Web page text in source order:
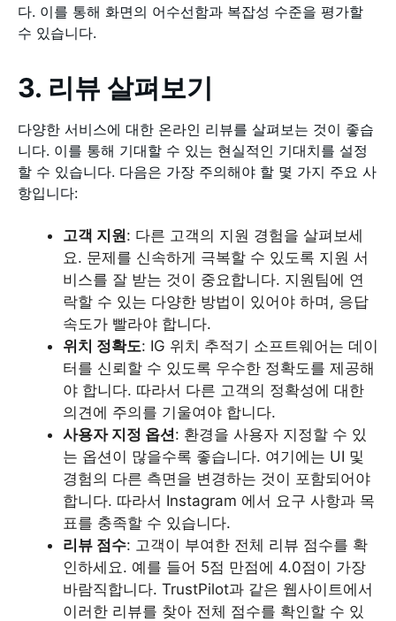
다. 이를 통해 화면의 어수선함과 복잡성 수준을 평가할
수 있습니다.
3. 리뷰 살펴보기
다양한 서비스에 대한 온라인 리뷰를 살펴보는 것이 좋습
니다. 이를 통해 기대할 수 있는 현실적인 기대치를 설정
할 수 있습니다. 다음은 가장 주의해야 할 몇 가지 주요 사
항입니다:
고객 지원: 다른 고객의 지원 경험을 살펴보세
요. 문제를 신속하게 극복할 수 있도록 지원 서
비스를 잘 받는 것이 중요합니다. 지원팀에 연
락할 수 있는 다양한 방법이 있어야 하며, 응답
속도가 빨라야 합니다.
위치 정확도: IG 위치 추적기 소프트웨어는 데이
터를 신뢰할 수 있도록 우수한 정확도를 제공해
야 합니다. 따라서 다른 고객의 정확성에 대한
의견에 주의를 기울여야 합니다.
사용자 지정 옵션: 환경을 사용자 지정할 수 있
는 옵션이 많을수록 좋습니다. 여기에는 UI 및
경험의 다른 측면을 변경하는 것이 포함되어야
합니다. 따라서 Instagram 에서 요구 사항과 목
표를 충족할 수 있습니다.
리뷰 점수: 고객이 부여한 전체 리뷰 점수를 확
인하세요. 예를 들어 5점 만점에 4.0점이 가장
바람직합니다. TrustPilot과 같은 웹사이트에서
이러한 리뷰를 찾아 전체 점수를 확인할 수 있